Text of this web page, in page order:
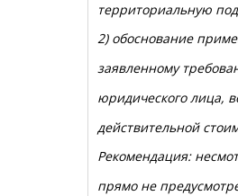
территориальную
2) обоснование
заявленному
юридического лица,
действительной
Рекомендация:
прямо не